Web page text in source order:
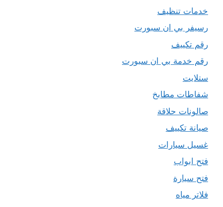
خدمات تنظيف
رسيفر بي ان سبورت
رقم تكييف
رقم خدمة بي ان سبورت
ستلايت
شفاطات مطابخ
صالونات حلاقة
صيانة تكييف
غسيل سيارات
فتح ابواب
فتح سيارة
فلاتر مياه